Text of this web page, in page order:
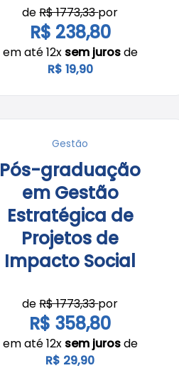
deR$ 1773,33por
R$ 238,80
em até 12x sem jurosde
R$ 19,90
Gestão
Pós-graduação
em Gestão
Estratégica de
Projetos de
Impacto Social
deR$ 1773,33por
R$ 358,80
em até 12x sem jurosde
R$ 29,90